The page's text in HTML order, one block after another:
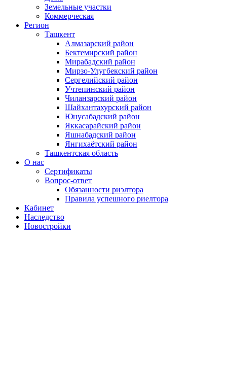
Земельные участки
Коммерческая
Регион
Ташкент
Алмазарский район
Бектемирский район
Мирабадский район
Мирзо-Улугбекский район
Сергелийский район
Учтепинский район
Чиланзарский район
Шайхантахурский район
Юнусабадский район
Яккасарайский район
Яшнабадский район
Янгихаётский район
Ташкентская область
О нас
Сертификаты
Вопрос-ответ
Обязанности риэлтора
Правила успешного риелтора
Кабинет
Наследство
Новостройки